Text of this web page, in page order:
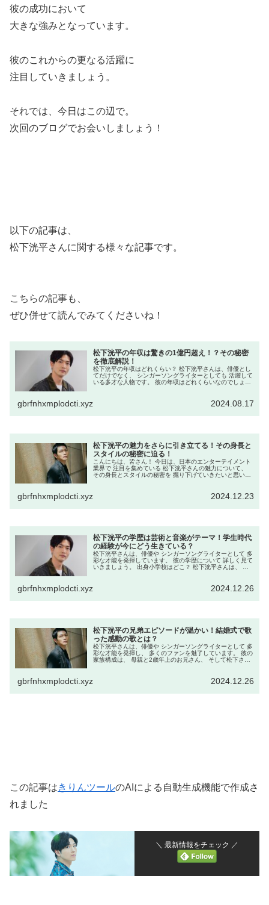
彼の成功において
大きな強みとなっています。
彼のこれからの更なる活躍に
注目していきましょう。
それでは、今日はこの辺で。
次回のブログでお会いしましょう！
以下の記事は、
松下洸平さんに関する様々な記事です。
こちらの記事も、
ぜひ併せて読んでみてくださいね！
松下洸平の年収は驚きの1億円超え！？その秘密
を徹底解説！
松下洸平の年収はどれくらい？ 松下洸平さんは、俳優とし
てだけでなく、 シンガーソングライターとしても 活躍して
いる多才な人物です。 彼の年収はどれくらいなのでしょう
gbrfnhxmplodcti.xyz 2024.08.17
松下洸平の魅力をさらに引き立てる！その身長と
スタイルの秘密に迫る！
こんにちは、皆さん！ 今日は、日本のエンターテイメント
業界で 注目を集めている 松下洸平さんの魅力について、
その身長とスタイルの秘密を 掘り下げていきたいと思いま
gbrfnhxmplodcti.xyz 2024.12.23
松下洸平の学歴は芸術と音楽がテーマ！学生時代
の経験が今にどう生きている？
松下洸平さんは、俳優や シンガーソングライターとして 多
彩な才能を発揮しています。 彼の学歴について 詳しく見て
いきましょう。 出身小学校はどこ？ 松下洸平さんは、 東
gbrfnhxmplodcti.xyz 2024.12.26
松下洸平の兄弟エピソードが温かい！結婚式で歌
った感動の歌とは？
松下洸平さんは、俳優や シンガーソングライターとして 多
彩な才能を発揮し、 多くのファンを魅了しています。 彼の
家族構成は、 母親と2歳年上のお兄さん、 そして松下さん
gbrfnhxmplodcti.xyz 2024.12.26
この記事はきりんツールのAIによる自動生成機能で作成さ
れました
＼ 最新情報をチェック ／